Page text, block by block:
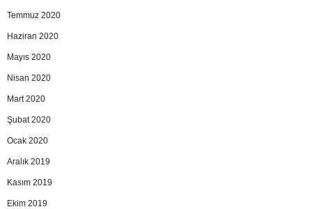
Temmuz 2020
Haziran 2020
Mayıs 2020
Nisan 2020
Mart 2020
Şubat 2020
Ocak 2020
Aralık 2019
Kasım 2019
Ekim 2019